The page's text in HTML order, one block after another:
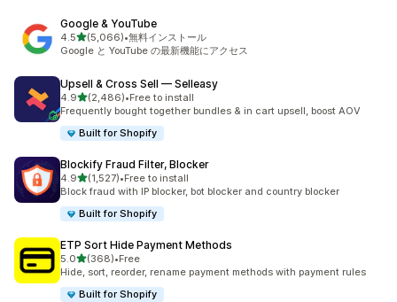
Google & YouTube
4.55つ星中
(5,066)
合計レビュー数：5066件
•無料インストール
Google と YouTube の最新機能にアクセス
Upsell & Cross Sell — Selleasy
4.95つ星中
(2,486)
合計レビュー数：2486件
•Free to install
Frequently bought together bundles & in cart upsell, boost AOV
Built for Shopify
Blockify Fraud Filter, Blocker
4.95つ星中
(1,527)
合計レビュー数：1527件
•Free to install
Block fraud with IP blocker, bot blocker and country blocker
Built for Shopify
ETP Sort Hide Payment Methods
5.05つ星中
(368)
合計レビュー数：368件
•Free
Hide, sort, reorder, rename payment methods with payment rules
Built for Shopify